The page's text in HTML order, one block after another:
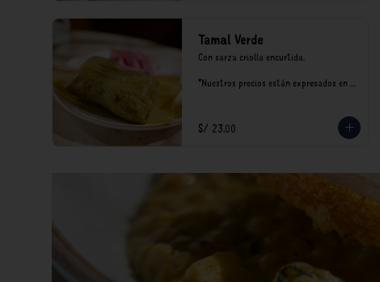
Tamal Verde
Con sarza criolla encurtida.
*Nuestros precios están expresados en
S/ 23.00